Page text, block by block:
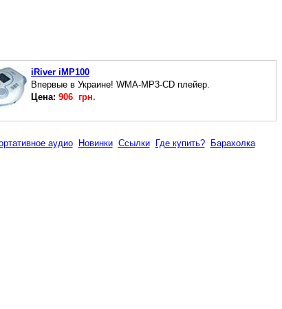
iRiver iMP100
Впервые в Украине! WMA-MP3-CD плейер.
Цена: 906 грн.
аудио Новинки Ссылки Где купить? Барахолка